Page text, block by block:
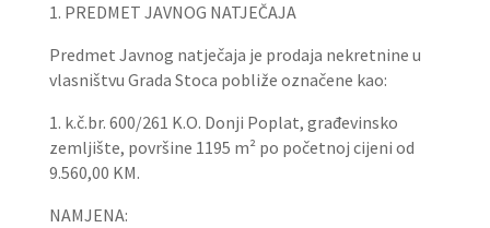
1. PREDMET JAVNOG NATJEČAJA
Predmet Javnog natječaja je prodaja nekretnine u
vlasništvu Grada Stoca pobliže označene kao:
1. k.č.br. 600/261 K.O. Donji Poplat, građevinsko
zemljište, površine 1195 m² po početnoj cijeni od
9.560,00 KM.
NAMJENA: